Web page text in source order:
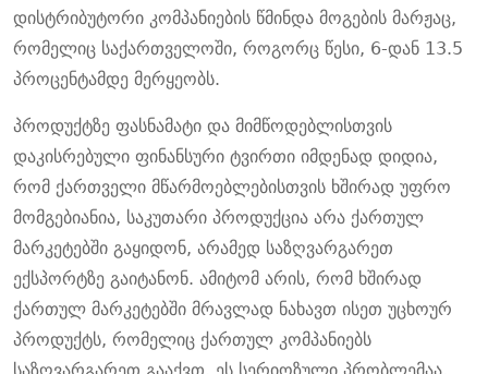
დისტრიბუტორი კომპანიების წმინდა მოგების მარჟაც,
რომელიც საქართველოში, როგორც წესი, 6-დან 13.5
პროცენტამდე მერყეობს.
პროდუქტზე ფასნამატი და მიმწოდებლისთვის
დაკისრებული ფინანსური ტვირთი იმდენად დიდია,
რომ ქართველი მწარმოებლებისთვის ხშირად უფრო
მომგებიანია, საკუთარი პროდუქცია არა ქართულ
მარკეტებში გაყიდონ, არამედ საზღვარგარეთ
ექსპორტზე გაიტანონ. ამიტომ არის, რომ ხშირად
ქართულ მარკეტებში მრავლად ნახავთ ისეთ უცხოურ
პროდუქტს, რომელიც ქართულ კომპანიებს